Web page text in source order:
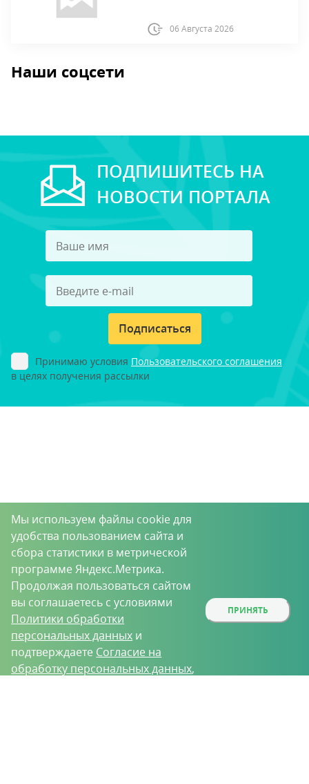
06 Августа 2026
Наши соцсети
ПОДПИШИТЕСЬ НА
НОВОСТИ ПОРТАЛА
Подписаться
Принимаю условия Пользовательского соглашения
в целях получения рассылки
Мы используем файлы cookie для
удобства пользованием сайта и
сбора статистики в метрической
программе Яндекс.Метрика.
Продолжая пользоваться сайтом
вы соглашаетесь с условиями
Политики обработки
персональных данных и
подтверждаете Согласие на
обработку персональных данных,
ПРИНЯТЬ